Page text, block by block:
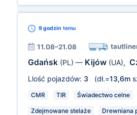
9 godzin temu
11.08–21.08
Gdańsk (PL) — Kijów (UA),
Llość pojazdów: 3 (dł.=13,6m
CMR TIR Świadectwo celne
Zdejmowane stelaże Drewniana